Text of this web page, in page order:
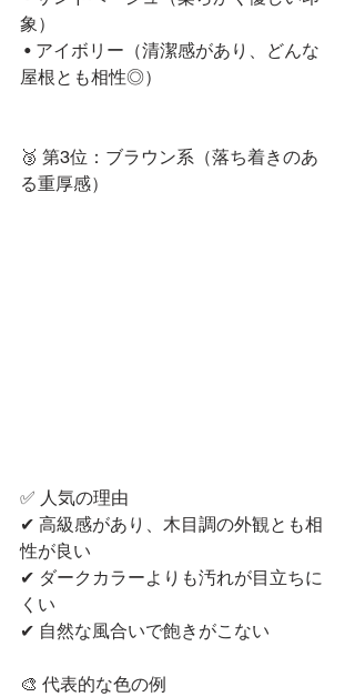
象）
• アイボリー（清潔感があり、どんな
屋根とも相性◎）
🥉 第3位：ブラウン系（落ち着きのあ
る重厚感）
✅ 人気の理由
✔ 高級感があり、木目調の外観とも相
性が良い
✔ ダークカラーよりも汚れが目立ちに
くい
✔ 自然な風合いで飽きがこない
🎨 代表的な色の例